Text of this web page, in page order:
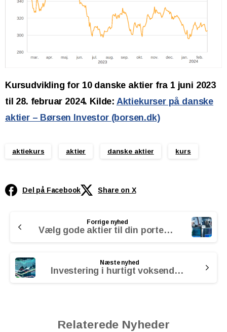
Kursudvikling for 10 danske aktier fra 1 juni 2023
til 28. februar 2024. Kilde: Aktiekurser på danske
aktier – Børsen Investor (borsen.dk)
aktiekurs aktier danske aktier kurs
Del på Facebook Share on X
Reading
Forrige nyhed
Vælg gode aktier til din portefølje
Næste nyhed
Investering i hurtigt voksende virksomheder
Relaterede Nyheder